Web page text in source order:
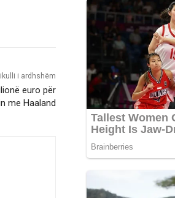
i ardhshëm
euro për
me Haaland